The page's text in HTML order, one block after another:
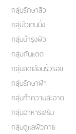
กลุ่มรักษาสิว
กลุ่มไวเทนนิ่ง
กลุ่มบำรุงผิว
กลุ่มกันแดด
กลุ่มลดเลือนริ้วรอย
กลุ่มรักษาฝ้า
กลุ่มทำความสะอาด
กลุ่มอาหารเสริม
กลุ่มดูแลผิวกาย